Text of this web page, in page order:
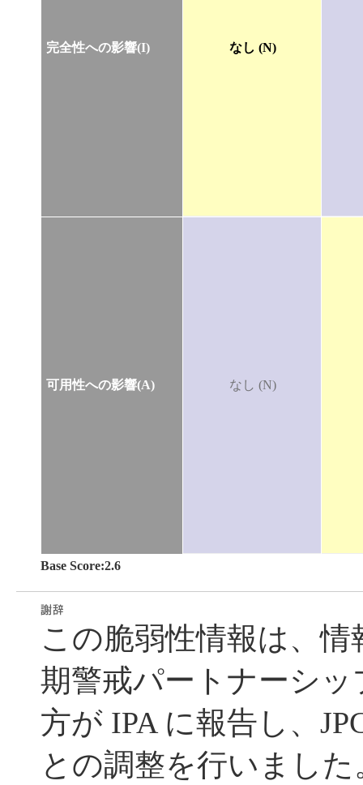
完全性への影響(I) なし (N)
可用性への影響(A) なし (N)
Base Score:2.6
この脆弱性情報は、
期警戒パートナーシ
方が IPA に報告し、
との調整を行いました